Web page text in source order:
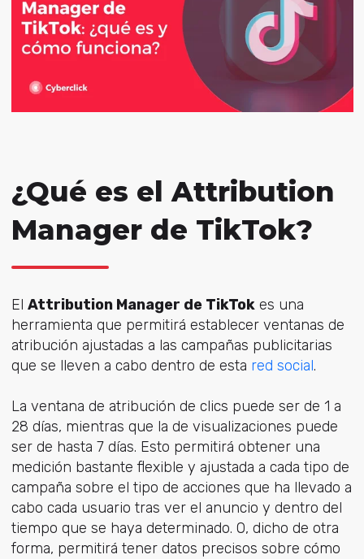
¿Qué es el Attribution
Manager de TikTok?
El Attribution Manager de TikTokes una
herramienta que permitirá establecer ventanas de
atribución ajustadas a las campañas publicitarias
que se lleven a cabo dentro de esta red social.
La ventana de atribución de clics puede ser de 1 a
28 días, mientras que la de visualizaciones puede
ser de hasta 7 días. Esto permitirá obtener una
medición bastante flexible y ajustada a cada tipo de
campaña sobre el tipo de acciones que ha llevado a
cabo cada usuario tras ver el anuncio y dentro del
tiempo que se haya determinado. O, dicho de otra
forma, permitirá tener datos precisos sobre cómo